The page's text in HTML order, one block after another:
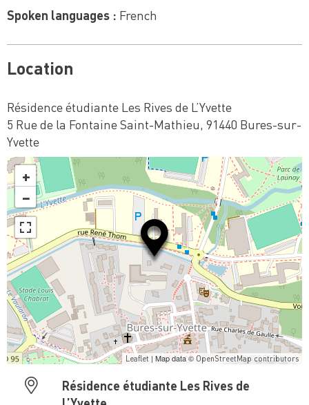
Spoken languages : French
Location
Résidence étudiante Les Rives de L’Yvette
5 Rue de la Fontaine Saint-Mathieu, 91440 Bures-sur-
Yvette
+
−
Leaflet | Map data © OpenStreetMap contributors
Résidence étudiante Les Rives de